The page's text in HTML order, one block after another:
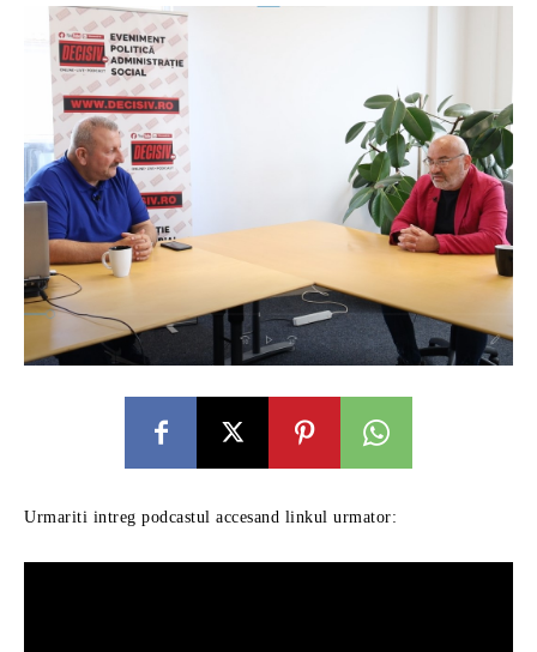
Urmariti intreg podcastul accesand linkul urmator: